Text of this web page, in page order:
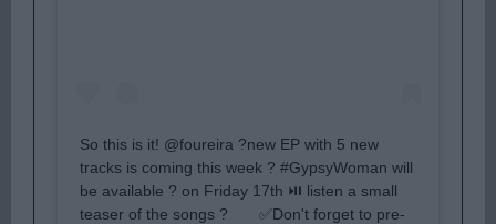
So this is it! @foureira ?new EP with 5 new
tracks is coming this week ? #GypsyWoman will
be available ? on Friday 17th ⏯ listen a small
teaser of the songs ?⠀ ⠀ ✅Don't forget to pre-